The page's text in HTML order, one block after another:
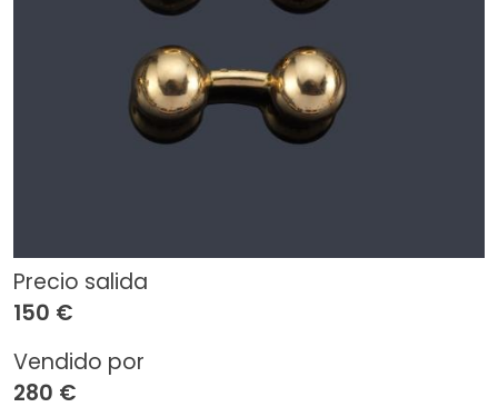
Precio salida
150 €
Vendido por
280 €